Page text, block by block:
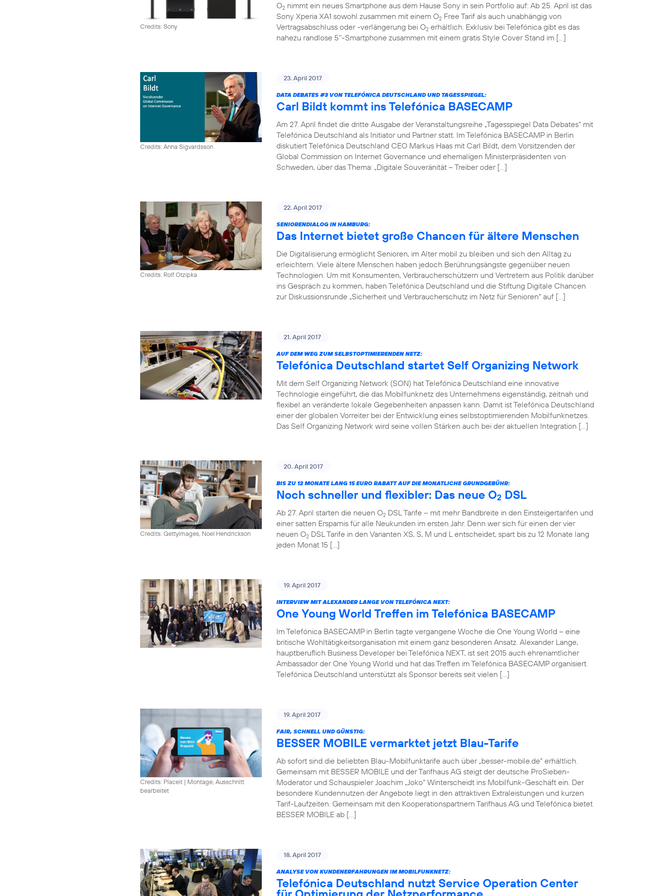
Credits: Sony
O2 nimmt ein neues Smartphone aus dem Hause Sony in sein Portfolio auf: Ab 25. April ist das
Sony Xperia XA1 sowohl zusammen mit einem O2 Free Tarif als auch unabhängig von
Vertragsabschluss oder -verlängerung bei O2 erhältlich. Exklusiv bei Telefónica gibt es das
nahezu randlose 5‘‘-Smartphone zusammen mit einem gratis Style Cover Stand im […]
Credits: Anna Sigvardsson
23. April 2017
DATA DEBATES #3VON TELEFÓNICA DEUTSCHLAND UND TAGESSPIEGEL:
Carl Bildt kommt ins Telefónica BASECAMP
Am 27. April findet die dritte Ausgabe der Veranstaltungsreihe „Tagesspiegel Data Debates“ mit
Telefónica Deutschland als Initiator und Partner statt. Im Telefónica BASECAMP in Berlin
diskutiert Telefónica Deutschland CEO Markus Haas mit Carl Bildt, dem Vorsitzenden der
Global Commission on Internet Governance und ehemaligen Ministerpräsidenten von
Schweden, über das Thema: „Digitale Souveränität – Treiber oder […]
Credits: Rolf Otzipka
22. April 2017
SENIORENDIALOG IN HAMBURG:
Das Internet bietet große Chancen für ältere Menschen
Die Digitalisierung ermöglicht Senioren, im Alter mobil zu bleiben und sich den Alltag zu
erleichtern. Viele ältere Menschen haben jedoch Berührungsängste gegenüber neuen
Technologien. Um mit Konsumenten, Verbraucherschützern und Vertretern aus Politik darüber
ins Gespräch zu kommen, haben Telefónica Deutschland und die Stiftung Digitale Chancen
zur Diskussionsrunde „Sicherheit und Verbraucherschutz im Netz für Senioren“ auf […]
21. April 2017
AUF DEM WEG ZUM SELBSTOPTIMIERENDEN NETZ:
Telefónica Deutschland startet Self Organizing Network
Mit dem Self Organizing Network (SON) hat Telefónica Deutschland eine innovative
Technologie eingeführt, die das Mobilfunknetz des Unternehmens eigenständig, zeitnah und
flexibel an veränderte lokale Gegebenheiten anpassen kann. Damit ist Telefónica Deutschland
einer der globalen Vorreiter bei der Entwicklung eines selbstoptimierenden Mobilfunknetzes.
Das Self Organizing Network wird seine vollen Stärken auch bei der aktuellen Integration […]
Credits: Gettyimages, Noel Hendrickson
20. April 2017
BIS ZU 12 MONATE LANG 15 EURO RABATT AUF DIE MONATLICHE GRUNDGEBÜHR:
Noch schneller und flexibler: Das neue O2 DSL
Ab 27. April starten die neuen O2 DSL Tarife – mit mehr Bandbreite in den Einsteigertarifen und
einer satten Ersparnis für alle Neukunden im ersten Jahr. Denn wer sich für einen der vier
neuen O2 DSL Tarife in den Varianten XS, S, M und L entscheidet, spart bis zu 12 Monate lang
jeden Monat 15 […]
19. April 2017
INTERVIEW MIT ALEXANDER LANGE VON TELEFÓNICA NEXT:
One Young World Treffen im Telefónica BASECAMP
Im Telefónica BASECAMP in Berlin tagte vergangene Woche die One Young World – eine
britische Wohltätigkeitsorganisation mit einem ganz besonderen Ansatz. Alexander Lange,
hauptberuflich Business Developer bei Telefónica NEXT, ist seit 2015 auch ehrenamtlicher
Ambassador der One Young World und hat das Treffen im Telefónica BASECAMP organisiert.
Telefónica Deutschland unterstützt als Sponsor bereits seit vielen […]
Credits: Placeit | Montage, Ausschnitt
bearbeitet
19. April 2017
FAIR, SCHNELL UND GÜNSTIG:
BESSER MOBILE vermarktet jetzt Blau-Tarife
Ab sofort sind die beliebten Blau-Mobilfunktarife auch über „besser-mobile.de“ erhältlich.
Gemeinsam mit BESSER MOBILE und der Tarifhaus AG steigt der deutsche ProSieben-
Moderator und Schauspieler Joachim „Joko“ Winterscheidt ins Mobilfunk-Geschäft ein. Der
besondere Kundennutzen der Angebote liegt in den attraktiven Extraleistungen und kurzen
Tarif-Laufzeiten. Gemeinsam mit den Kooperationspartnern Tarifhaus AG und Telefónica bietet
BESSER MOBILE ab […]
18. April 2017
ANALYSE VON KUNDENERFAHRUNGEN IM MOBILFUNKNETZ:
Telefónica Deutschland nutzt Service Operation Center